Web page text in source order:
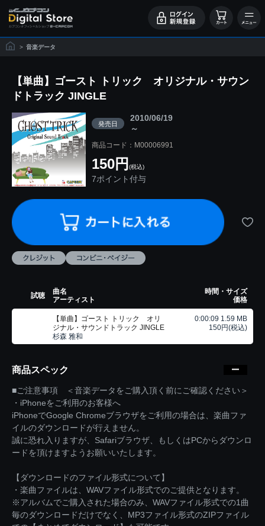
> 音楽データ
【単曲】ゴースト トリック オリジナル・サウン
ドトラック JINGLE
発売日
2010/06/19
～
商品コード：M00006991
150円 (税込)
7ポイント付与
試聴
曲名
アーティスト
時間・サイズ
価格
【単曲】ゴースト トリック オリ
ジナル・サウンドトラック JINGLE
杉森 雅和
0:00:09 1.59 MB
150円(税込)
商品スペック
■ご注意事項 ＜音楽データをご購入頂く前にご確認ください＞
・iPhoneをご利用のお客様へ
iPhoneでGoogle Chromeブラウザをご利用の場合は、楽曲ファ
イルのダウンロードが行えません。
誠に恐れ入りますが、Safariブラウザ、もしくはPCからダウンロ
ードを頂けますようお願いいたします。
【ダウンロードのファイル形式について】
・楽曲ファイルは、WAVファイル形式でのご提供となります。
※アルバムでご購入された場合のみ、WAVファイル形式での1曲
毎のダウンロードだけでなく、MP3ファイル形式のZIPファイル